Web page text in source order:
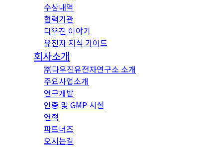
수상내역
협력기관
다우진 이야기
유전자 지식 가이드
회사소개
㈜다우진유전자연구소 소개
주요사업소개
연구개발
인증 및 GMP 시설
연혁
파트너즈
오시는길